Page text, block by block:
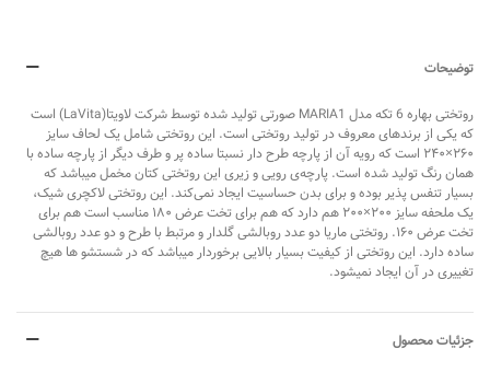
توضیحات
روتختی بهاره 6 تکه مدل MARIA1 صورتی تولید شده توسط شرکت لاویتا(LaVita) است
که یکی از برندهای معروف در تولید روتختی است. این روتختی شامل یک لحاف سایز
۲۶۰×۲۴۰ است که رویه آن از پارچه طرح دار نسبتا ساده پر و طرف دیگر از پارچه ساده با
همان رنگ تولید شده است. پارچه‌ی رویی و زیری این روتختی کتان مخمل میباشد که
بسیار تنفس پذیر بوده و برای بدن حساسیت ایجاد نمی‌کند. این روتختی لاکچری شیک،
یک ملحفه سایز ۲۰۰×
۲۰۰
هم دارد که هم برای تخت عرض ۱۸۰ مناسب است هم برای
تخت عرض ۱۶۰. روتختی ماریا دو عدد روبالشی گلدار و مرتبط با طرح و دو عدد روبالشی
ساده دارد. این روتختی از کیفیت بسیار بالایی برخوردار میباشد که در شستشو ها هیچ
تغییری در آن ایجاد نمیشود.
جزئیات محصول